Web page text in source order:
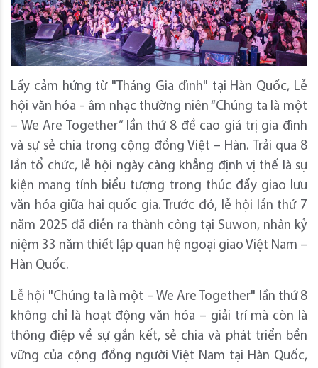
Lấy cảm hứng từ "Tháng Gia đình" tại Hàn Quốc, Lễ
hội văn hóa - âm nhạc thường niên “Chúng ta là một
– We Are Together” lần thứ 8 đề cao giá trị gia đình
và sự sẻ chia trong cộng đồng Việt – Hàn. ‏Trải qua 8
lần tổ chức, lễ hội ngày càng khẳng định vị thế là sự
kiện mang tính biểu tượng trong thúc đẩy giao lưu
văn hóa giữa hai quốc gia. Trước đó, lễ hội lần thứ 7
năm 2025 đã diễn ra thành công tại Suwon, nhân kỷ
niệm 33 năm thiết lập quan hệ ngoại giao Việt Nam –
không chỉ là hoạt động văn hóa – giải trí mà còn là
thông điệp về sự gắn kết, sẻ chia và phát triển bền
vững của cộng đồng người Việt Nam tại Hàn Quốc,